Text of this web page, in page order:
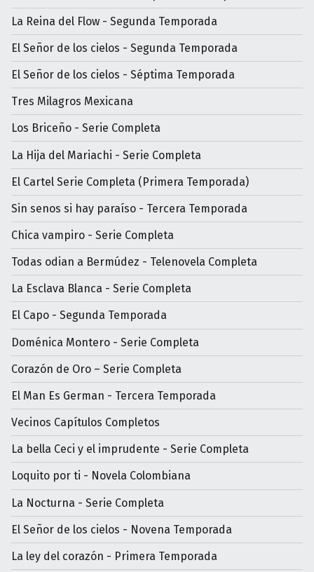
La Reina del Flow - Segunda Temporada
El Señor de los cielos - Segunda Temporada
El Señor de los cielos - Séptima Temporada
Tres Milagros Mexicana
Los Briceño - Serie Completa
La Hija del Mariachi - Serie Completa
El Cartel Serie Completa (Primera Temporada)
Sin senos si hay paraíso - Tercera Temporada
Chica vampiro - Serie Completa
Todas odian a Bermúdez - Telenovela Completa
La Esclava Blanca - Serie Completa
El Capo - Segunda Temporada
Doménica Montero - Serie Completa
Corazón de Oro – Serie Completa
El Man Es German - Tercera Temporada
Vecinos Capítulos Completos
La bella Ceci y el imprudente - Serie Completa
Loquito por ti - Novela Colombiana
La Nocturna - Serie Completa
El Señor de los cielos - Novena Temporada
La ley del corazón - Primera Temporada